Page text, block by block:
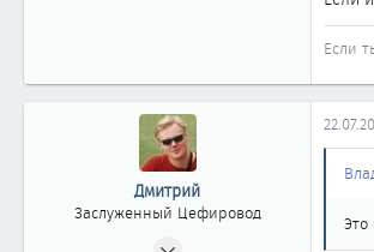
Если
Дмитрий
Заслуженный Цефировод